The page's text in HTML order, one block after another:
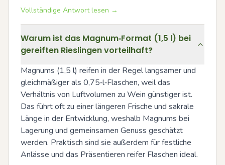
Vollständige Antwort lesen →
Warum ist das Magnum‑Format (1,5 l) bei
gereiften Rieslingen vorteilhaft?
Magnums (1,5 l) reifen in der Regel langsamer und
gleichmäßiger als 0,75‑l‑Flaschen, weil das
Verhältnis von Luftvolumen zu Wein günstiger ist.
Das führt oft zu einer längeren Frische und sakrale
Länge in der Entwicklung, weshalb Magnums bei
Lagerung und gemeinsamen Genuss geschätzt
werden. Praktisch sind sie außerdem für festliche
Anlässe und das Präsentieren reifer Flaschen ideal.